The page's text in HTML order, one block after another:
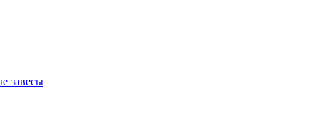
завесы